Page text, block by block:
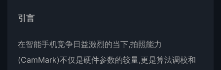
引言
在智能手机竞争日益激烈的当下,拍照能力
(CamMark)不仅是硬件参数的较量,更是算法调校和